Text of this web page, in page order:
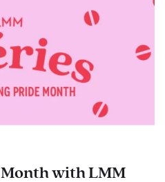
with LMM